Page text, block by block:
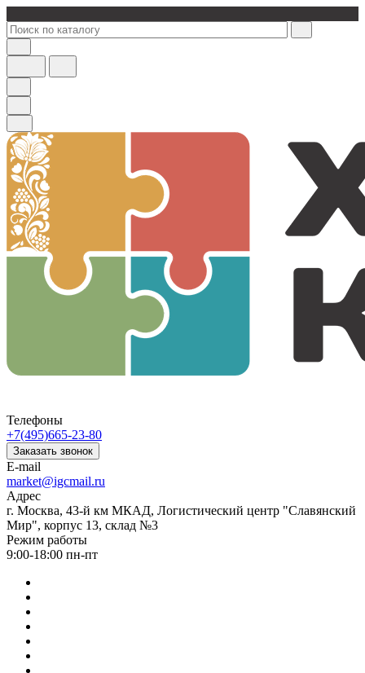
Телефоны
+7(495)665-23-80
Заказать звонок
E-mail
market@igcmail.ru
Адрес
г. Москва, 43-й км МКАД, Логистический центр "Славянский
Мир", корпус 13, склад №3
Режим работы
9:00-18:00 пн-пт